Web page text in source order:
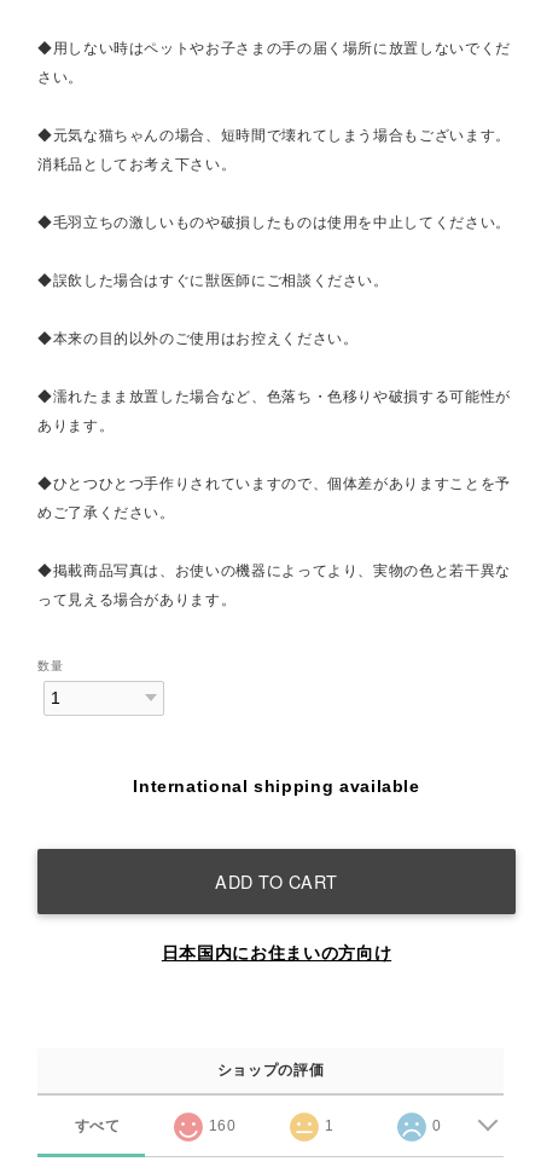
◆用しない時はペットやお子さまの手の届く場所に放置しないでくだ
さい。
◆元気な猫ちゃんの場合、短時間で壊れてしまう場合もございます。
消耗品としてお考え下さい。
◆毛羽立ちの激しいものや破損したものは使用を中止してください。
◆誤飲した場合はすぐに獣医師にご相談ください。
◆本来の目的以外のご使用はお控えください。
◆濡れたまま放置した場合など、色落ち・色移りや破損する可能性が
あります。
◆ひとつひとつ手作りされていますので、個体差がありますことを予
めご了承ください。
◆掲載商品写真は、お使いの機器によってより、実物の色と若干異な
って見える場合があります。
数量
International shipping available
ADD TO CART
日本国内にお住まいの方向け
ショップの評価
すべて 160 1 0